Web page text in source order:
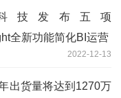
技发布五项
全新功能简化BI运营
2022-12-13
出货量将达到1270万